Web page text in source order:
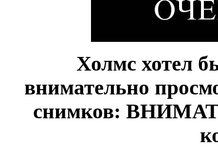
Холмс хотел
внимательно
снимков: